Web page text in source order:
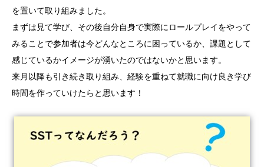
を置いて取り組みました。
まずは見て学び、その後自分自身で実際にロールプレイをやって
みることで参加者は今どんなところに困っているか、課題として
感じているかイメージが湧いたのではないかと思います。
来月以降も引き続き取り組み、経験を重ねて就職に向け良き学び
時間を作っていけたらと思います！